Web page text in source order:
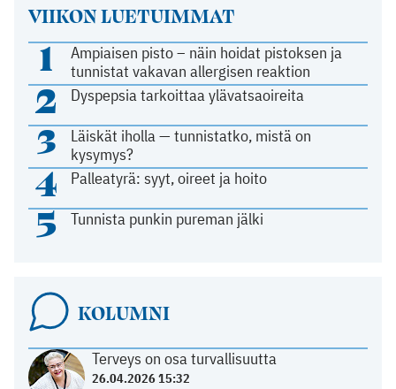
VIIKON LUETUIMMAT
1
Ampiaisen pisto – näin hoidat pistoksen ja
tunnistat vakavan allergisen reaktion
2 Dyspepsia tarkoittaa ylävatsaoireita
3
Läiskät iholla — tunnistatko, mistä on
kysymys?
4 Palleatyrä: syyt, oireet ja hoito
5 Tunnista punkin pureman jälki
KOLUMNI
Terveys on osa turvallisuutta
26.04.2026 15:32